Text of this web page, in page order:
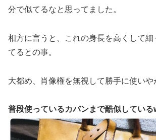
分で似てるなと思ってました。
相方に言うと、これの身長を高くして細
てるとの事。
大都め、肖像権を無視して勝手に使いや
普段使っているカバンまで酷似している